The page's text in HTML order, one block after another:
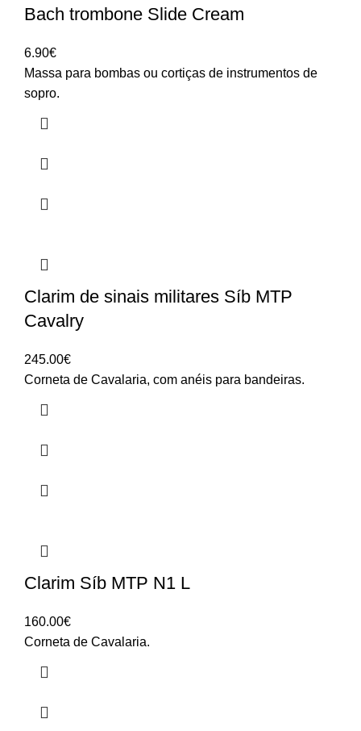
Bach trombone Slide Cream
6.90€
Massa para bombas ou cortiças de instrumentos de
sopro.
Clarim de sinais militares Síb MTP
Cavalry
245.00€
Corneta de Cavalaria, com anéis para bandeiras.
Clarim Síb MTP N1 L
160.00€
Corneta de Cavalaria.